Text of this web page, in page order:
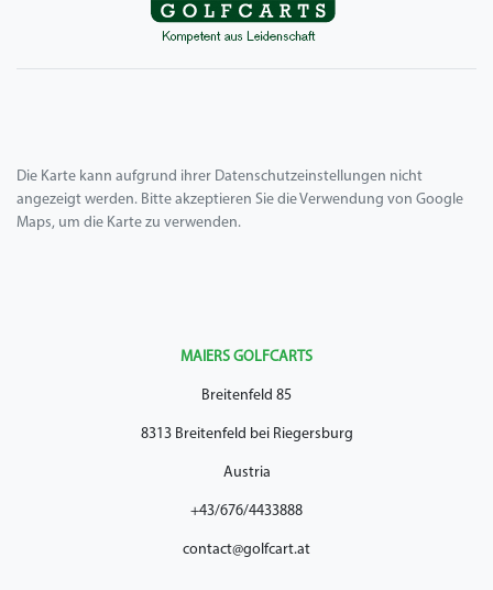
Die Karte kann aufgrund ihrer Datenschutzeinstellungen nicht
angezeigt werden. Bitte akzeptieren Sie die Verwendung von Google
Maps, um die Karte zu verwenden.
MAIERS GOLFCARTS
Breitenfeld 85
8313 Breitenfeld bei Riegersburg
Austria
+43/676/4433888
contact@golfcart.at